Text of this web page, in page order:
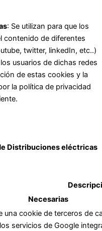
: Se utilizan para que los
contenido de diferentes
twitter, linkedIn, etc..)
usuarios de dichas redes
de estas cookies y la
la política de privacidad
Distribuciones eléctricas
Necesarias
una cookie de terceros de
servicios de Google